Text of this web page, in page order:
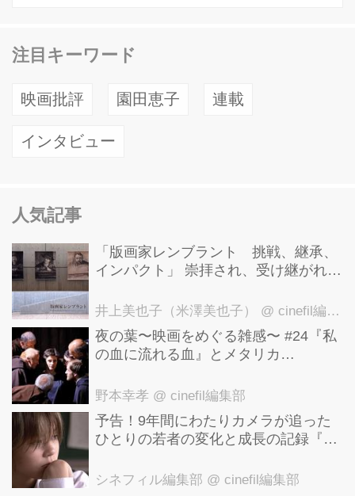
注目キーワード
映画批評 園田恵子 連載
インタビュー
人気記事
「版画家レンブラント 挑戦、継承、
インパクト」 崇拝され、受け継がれ、
洋美術館にて9月23日まで開催中！
井上美也子（米澤美也子） @ cinefil編集部
夜の葉〜映画をめぐる雑感〜 #24『私
の血に流れる血』とメタリカ
野本幸孝 @ cinefil編集部
予告！9年間にわたりカメラが追った
ひとりの若者の変化と成長の記録『ぼ
実の9年間』
シネフィル編集部 @ cinefil編集部